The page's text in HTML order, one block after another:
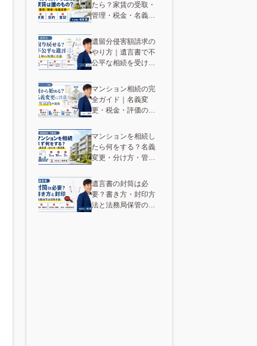
たら？家賃の受取・
管理・税金・名義変
遺留分侵害額請求の
やり方｜遺言書で不
公平な相続を受けた
マンション相続の完
全ガイド｜名義変
更・税金・評価の手
マンションを相続し
たら何をする？名義
変更・分け方・管理
遺言書の封筒は必
要？書き方・封印方
法と法務局保管の違